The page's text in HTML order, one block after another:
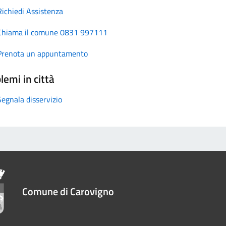
Assistenza
il comune 0831 997111
un appuntamento
in città
disservizio
Comune di Carovigno